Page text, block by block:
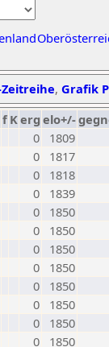
, Grafik
f Kerg elo+/-
0
1809
0
1817
0
1818
0
1839
0
1850
0
1850
0
1850
0
1850
0
1850
0
1850
0
1850
0
1850